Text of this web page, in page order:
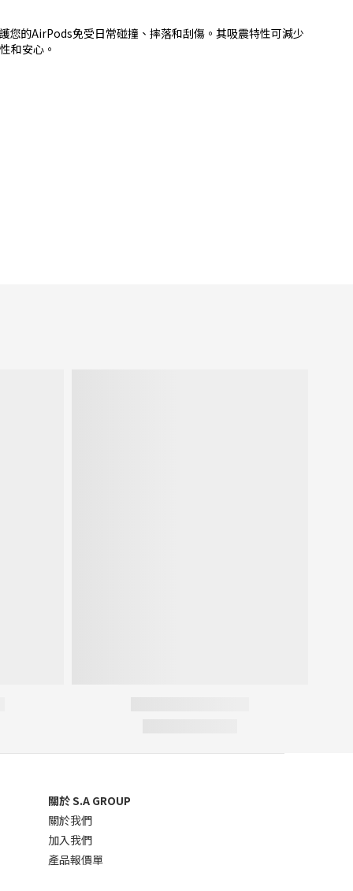
您的AirPods免受日常碰撞、摔落和刮傷。其吸震特性可減少
和安心。
關於 S.A GROUP
關於我們
加入我們
產品報價單